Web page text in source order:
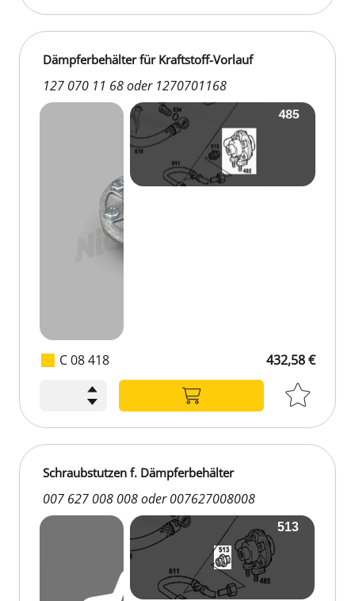
C 08 418
Dämpferbehälter für Kraftstoff-Vorlauf
127 070 11 68 oder 1270701168
432,58 €
Schraubstutzen f. Dämpferbehälter
007 627 008 008 oder 007627008008